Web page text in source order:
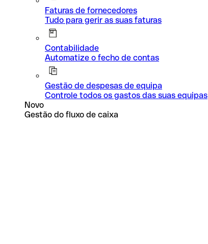
Faturas de fornecedores
Tudo para gerir as suas faturas
Contabilidade
Automatize o fecho de contas
Gestão de despesas de equipa
Controle todos os gastos das suas equipas
Novo
Gestão do fluxo de caixa